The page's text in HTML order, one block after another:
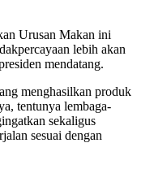
Urusan Makan ini
lebih akan
mendatang.
menghasilkan produk
tentunya lembaga-
sekaligus
sesuai dengan